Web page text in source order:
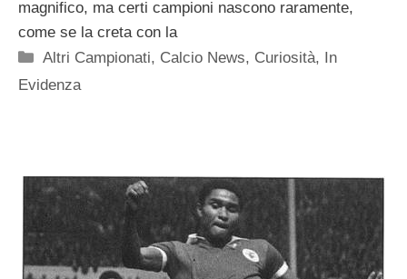
magnifico, ma certi campioni nascono raramente,
come se la creta con la
Categorie
Altri Campionati, Calcio News, Curiosità, In
Evidenza